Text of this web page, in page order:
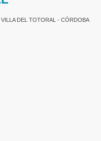
DEL TOTORAL - CÓRDOBA